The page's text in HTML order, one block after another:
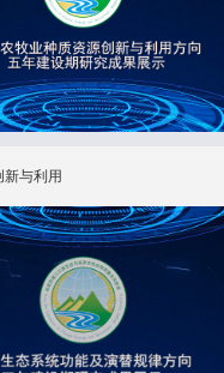
新与利用